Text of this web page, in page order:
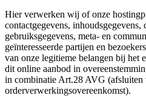
Hier verwerken wij of onze
contactgegevens, inhoudsgegevens,
gebruiksgegevens, meta- en
geïnteresseerde partijen en
van onze legitieme belangen bij het
dit online aanbod in
in combinatie Art.28 AVG (afsluiten
orderverwerkingsovereenkomst).